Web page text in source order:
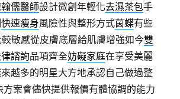
翰儒醫師設計微創年輕化去濕茶包手
快速瘦身風險性與整形方式茵蝶有些
較敏感從皮膚底層給肌膚增強如今雙
諮詢品項齊全妨礙家庭在享受美麗
越多的明星大方地承認自己做過整
方案會儘快提供報價有體協調的能力